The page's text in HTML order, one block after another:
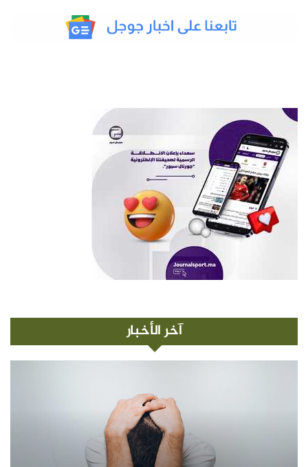
آخر الأخبار